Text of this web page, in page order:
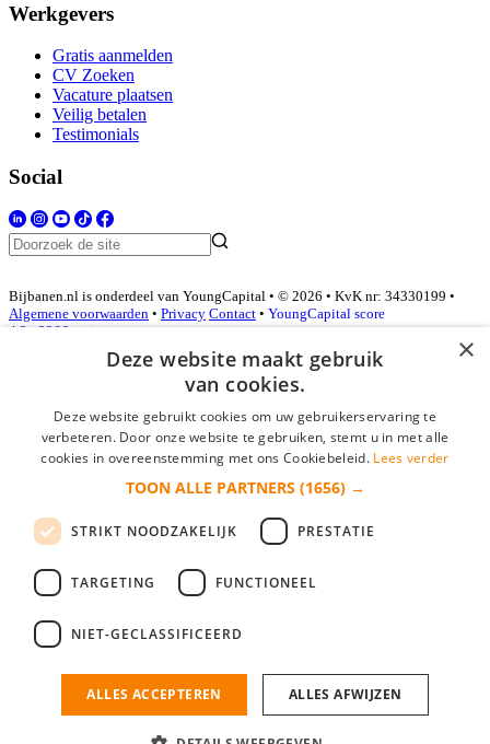
Werkgevers
Gratis aanmelden
CV Zoeken
Vacature plaatsen
Veilig betalen
Testimonials
Social
Bijbanen.nl is onderdeel van YoungCapital • © 2026 • KvK nr: 34330199 •
Algemene voorwaarden • Privacy Contact • YoungCapital score
4.3 - 3366 reviews
Inloggen als bedrijf
*
login gegevens onthouden
login
Bedrijf aanmelden
nieuwe collega/werknemer zo gevonden!
×
Deze website maakt gebruik
van cookies.
Deze website gebruikt cookies om uw gebruikerservaring te
verbeteren. Door onze website te gebruiken, stemt u in met alle
cookies in overeenstemming met ons Cookiebeleid. Lees verder
TOON ALLE PARTNERS (1656) →
STRIKT NOODZAKELIJK PRESTATIE
TARGETING FUNCTIONEEL
NIET-GECLASSIFICEERD
ALLES ACCEPTEREN ALLES AFWIJZEN